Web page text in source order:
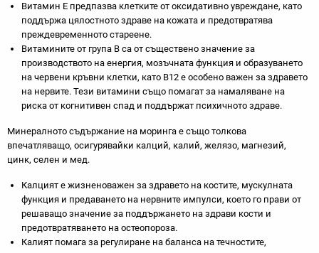
Витамин Е предпазва клетките от оксидативно увреждане, като
поддържа цялостното здраве на кожата и предотвратява
преждевременното стареене.
Витамините от група B са от съществено значение за
производството на енергия, мозъчната функция и образуването
на червени кръвни клетки, като B12 е особено важен за здравето
на нервите. Тези витамини също помагат за намаляване на
риска от когнитивен спад и поддържат психичното здраве.
Минералното съдържание на моринга е също толкова
впечатляващо, осигурявайки калций, калий, желязо, магнезий,
цинк, селен и мед.
Калцият е жизненоважен за здравето на костите, мускулната
функция и предаването на нервните импулси, което го прави от
решаващо значение за поддържането на здрави кости и
предотвратяването на остеопороза.
Калият помага за регулиране на баланса на течностите,